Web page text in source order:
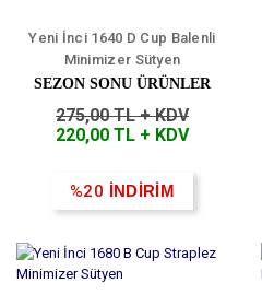
Yeni İnci 1640 D Cup Balenli
Minimizer Sütyen
SEZON SONU ÜRÜNLER
275,00 TL + KDV
220,00 TL + KDV
%20 İNDİRİM